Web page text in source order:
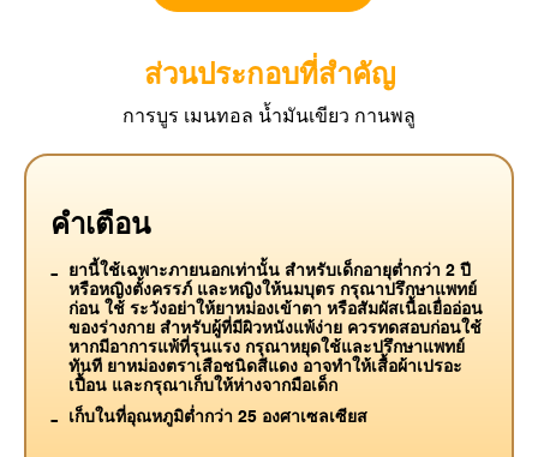
ส่วนประกอบที่สำคัญ
การบูร เมนทอล น้ำมันเขียว กานพลู
คำเตือน
ยานี้ใช้เฉพาะภายนอกเท่านั้น สำหรับเด็กอายุต่ำกว่า 2 ปี
หรือหญิงตั้งครรภ์ และหญิงให้นมบุตร กรุณาปรึกษาแพทย์
ก่อน ใช้ ระวังอย่าให้ยาหม่องเข้าตา หรือสัมผัสเนื้อเยื่ออ่อน
ของร่างกาย สำหรับผู้ที่มีผิวหนังแพ้ง่าย ควรทดสอบก่อนใช้
หากมีอาการแพ้ที่รุนแรง กรุณาหยุดใช้และปรึกษาแพทย์
ทันที ยาหม่องตราเสือชนิดสีแดง อาจทำให้เสื้อผ้าเปรอะ
เปื้อน และกรุณาเก็บให้ห่างจากมือเด็ก
เก็บในที่อุณหภูมิต่ำกว่า 25 องศาเซลเซียส